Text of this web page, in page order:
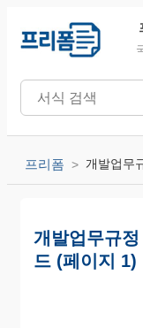
프리폼 개발업무
개발업무규
드 (페이지 1)